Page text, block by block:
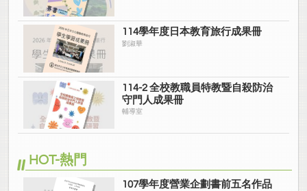
114學年度日本教育旅行成果冊
劉淑華
114-2 全校教職員特教暨自殺防治
守門人成果冊
輔導室
HOT-熱門
107學年度營業企劃書前五名作品